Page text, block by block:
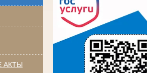
АКТЫ